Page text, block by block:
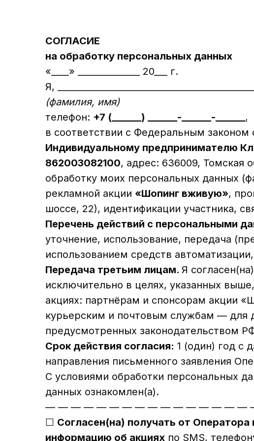
СОГЛАСИЕ
на обработку персональных данных
«____» ______________ 20___ г.
Я,
(фамилия, имя)
телефон: +7 (______) ______-______-______,
в соответствии с Федеральным
Индивидуальному предпринимателю
862003082100, адрес: 636009, Томская
обработку моих персональных данных
рекламной акции «Шопинг вживую»,
шоссе, 22), идентификации участника,
Перечень действий с персональными
уточнение, использование, передача
использованием средств
Передача третьим лицам. Я
исключительно в целях, указанных
акциях: партнёрам и спонсорам акции
курьерским и почтовым службам — для
предусмотренных законодательством
Срок действия согласия: 1 (один) год с
направления письменного заявления
С условиями обработки персональных
данных ознакомлен(а).
— — — — — — — — — — — — — — — —
☐ Согласен(на) получать от
информацию об акциях по SMS,